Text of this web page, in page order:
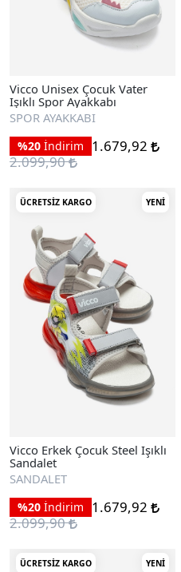
Vicco Unisex Çocuk Vater
Işıklı Spor Ayakkabı
SPOR AYAKKABI
%20 İndirim
1.679,92
2.099,90
ÜCRETSIZ KARGO YENI
Vicco Erkek Çocuk Steel Işıklı
Sandalet
SANDALET
%20 İndirim
1.679,92
2.099,90
ÜCRETSIZ KARGO YENI